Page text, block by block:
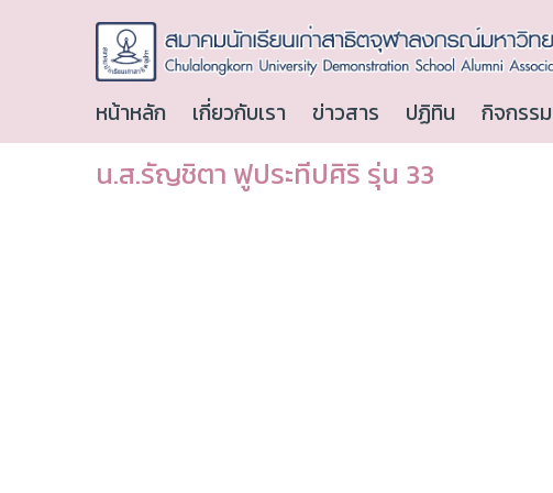
หน้าหลัก เกี่ยวกับเรา ข่าวสาร ปฏิทิน กิจกรรม
น.ส.รัญชิตา ฟูประทีปศิริ รุ่น 33